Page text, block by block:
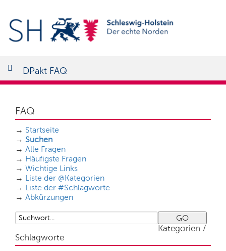
DPakt FAQ
FAQ
→ Startseite
→ Suchen
→ Alle Fragen
→ Häufigste Fragen
→ Wichtige Links
→ Liste der @Kategorien
→ Liste der #Schlagworte
→ Abkürzungen
Kategorien /
Schlagworte